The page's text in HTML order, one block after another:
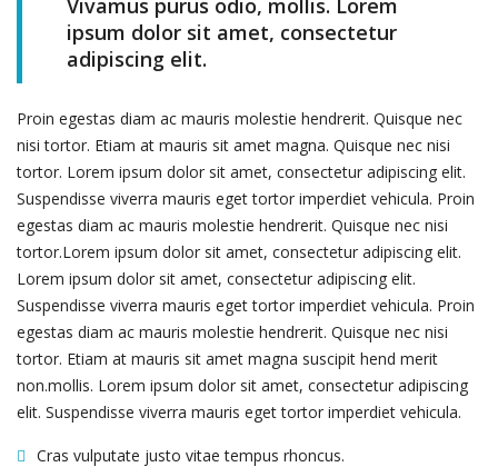
Vivamus purus odio, mollis. Lorem
ipsum dolor sit amet, consectetur
adipiscing elit.
Proin egestas diam ac mauris molestie hendrerit. Quisque nec
nisi tortor. Etiam at mauris sit amet magna. Quisque nec nisi
tortor. Lorem ipsum dolor sit amet, consectetur adipiscing elit.
Suspendisse viverra mauris eget tortor imperdiet vehicula. Proin
egestas diam ac mauris molestie hendrerit. Quisque nec nisi
tortor.Lorem ipsum dolor sit amet, consectetur adipiscing elit.
Lorem ipsum dolor sit amet, consectetur adipiscing elit.
Suspendisse viverra mauris eget tortor imperdiet vehicula. Proin
egestas diam ac mauris molestie hendrerit. Quisque nec nisi
tortor. Etiam at mauris sit amet magna suscipit hend merit
non.mollis. Lorem ipsum dolor sit amet, consectetur adipiscing
elit. Suspendisse viverra mauris eget tortor imperdiet vehicula.
Cras vulputate justo vitae tempus rhoncus.